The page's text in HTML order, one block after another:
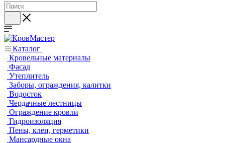
Каталог
Кровельные материалы
Фасад
Утеплитель
Заборы, ограждения, калитки
Водосток
Чердачные лестницы
Ограждение кровли
Гидроизоляция
Пены, клеи, герметики
Мансардные окна